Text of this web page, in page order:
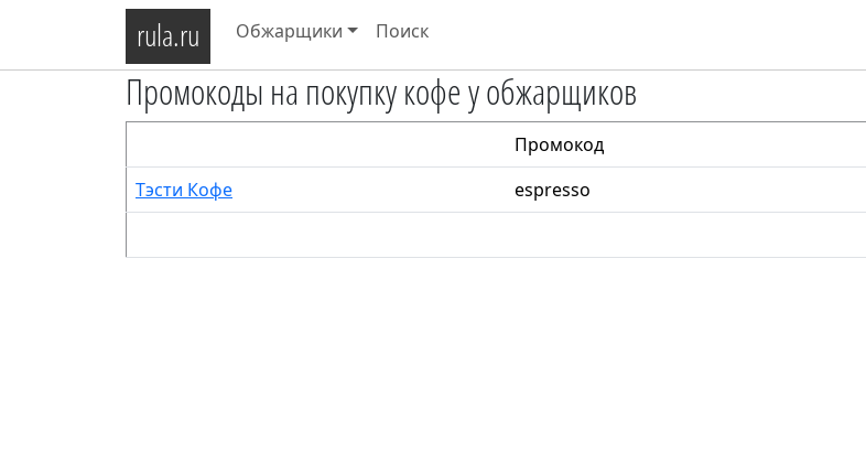
rula.ru Обжарщики Поиск
Промокоды на покупку кофе у обжарщиков
Промокод
Тэсти Кофе
espresso